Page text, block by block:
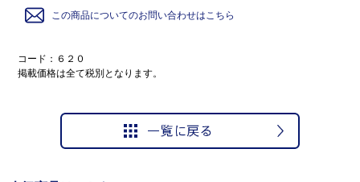
この商品についてのお問い合わせはこちら
コード：６２０
掲載価格は全て税別となります。